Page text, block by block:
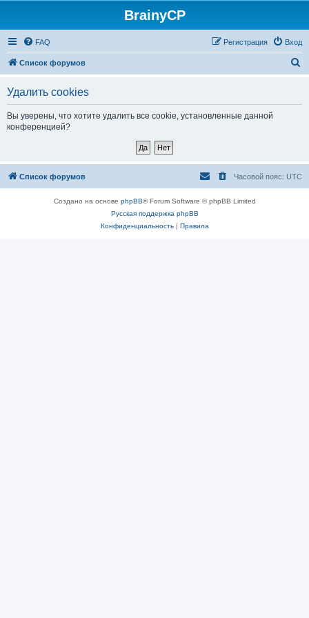
BrainyCP
FAQ Вход
Регистрация
Список форумов
Удалить cookies
Вы уверены, что хотите удалить все cookie, установленные данной
конференцией?
Список форумов Часовой пояс: UTC
Создано на основе phpBB® Forum Software © phpBB Limited
Русская поддержка phpBB
Конфиденциальность| Правила